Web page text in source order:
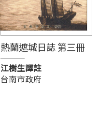
熱蘭遮城日誌 第三冊
江樹生譯註
台南市政府